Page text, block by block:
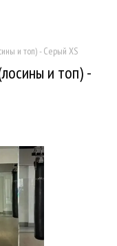
и топ) - Серый XS
и топ) -